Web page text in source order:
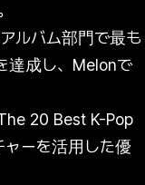
ルバム部門で最も
達成し、Melonで
20 Best K-Pop
ーを活用した優